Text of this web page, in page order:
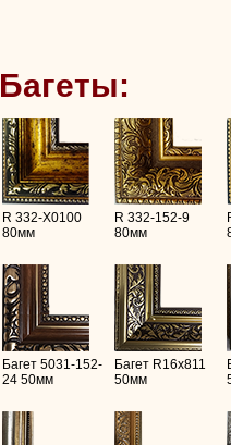
Багеты:
R 332-X0100
80мм
R 332-152-9
80мм
Багет 5031-152-
24 50мм
Багет R16х811
50мм